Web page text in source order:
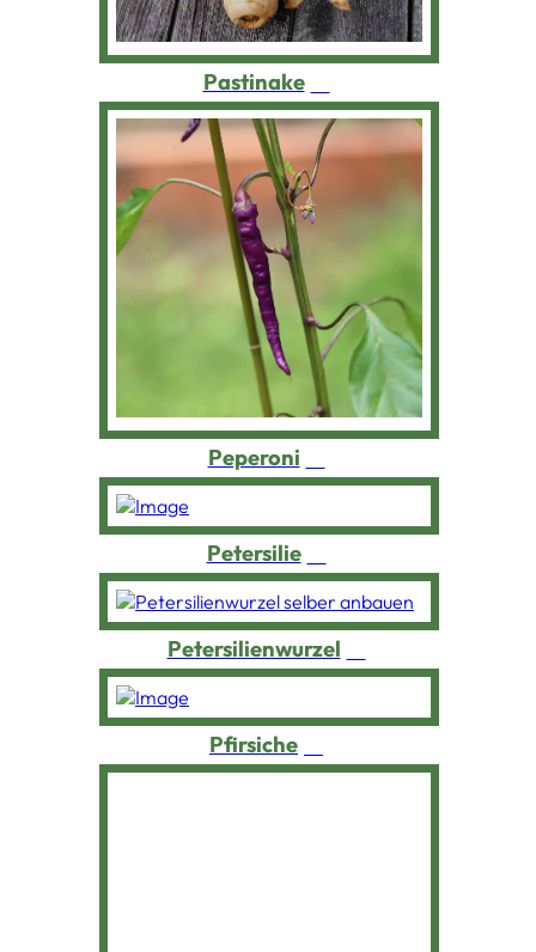
Pastinake
Peperoni
Petersilie
Petersilienwurzel
Pfirsiche